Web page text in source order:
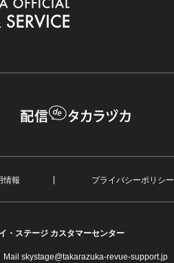
情報 プライバシーポリシー
・ステージ カスタマーセンター
Mail skystage@takarazuka-revue-support.jp